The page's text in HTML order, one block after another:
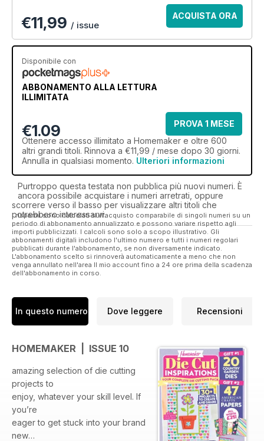
€11,99 / issue
ACQUISTA ORA
Disponibile con
ABBONAMENTO ALLA LETTURA
ILLIMITATA
€1.09
PROVA 1 MESE
Ottenere accesso illimitato a Homemaker e oltre 600
altri grandi titoli. Rinnova a €11,99 / mese dopo 30 giorni.
Annulla in qualsiasi momento. Ulteriori informazioni
Purtroppo questa testata non pubblica più nuovi numeri. È
ancora possibile acquistare i numeri arretrati, oppure
scorrere verso il basso per visualizzare altri titoli che
potrebbero interessarvi.
I risparmi sono calcolati sull'acquisto comparabile di singoli numeri su un
periodo di abbonamento annualizzato e possono variare rispetto agli
importi pubblicizzati. I calcoli sono solo a scopo illustrativo. Gli
abbonamenti digitali includono l'ultimo numero e tutti i numeri regolari
pubblicati durante l'abbonamento, se non diversamente indicato.
L'abbonamento scelto si rinnoverà automaticamente a meno che non
venga annullato nell'area Il mio account fino a 24 ore prima della scadenza
dell'abbonamento in corso.
In questo numero Dove leggere Recensioni
HOMEMAKER | ISSUE 10
amazing selection of die cutting
projects to
enjoy, whatever your skill level. If
you’re
eager to get stuck into your brand
new